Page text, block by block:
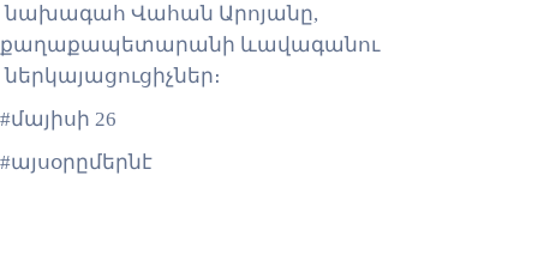
նախագահ Վահան Արոյանը,
քաղաքապետարանի ևավագանու
ներկայացուցիչներ։
#մայիսի 26
#այսօրըմերնէ